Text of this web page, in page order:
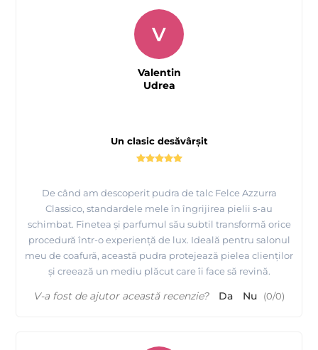
Un clasic desăvârșit
De când am descoperit pudra de talc Felce Azzurra
Classico, standardele mele în îngrijirea pielii s-au
schimbat. Finetea și parfumul său subtil transformă orice
procedură într-o experiență de lux. Ideală pentru salonul
meu de coafură, această pudra protejează pielea clienților
și creează un mediu plăcut care îi face să revină.
V
Valentin
Udrea
V-a fost de ajutor această recenzie? Da Nu (0/0)